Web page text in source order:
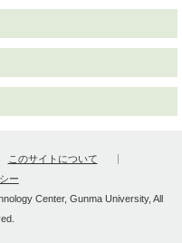
このサイトについて
ー
Center, Gunma University, All